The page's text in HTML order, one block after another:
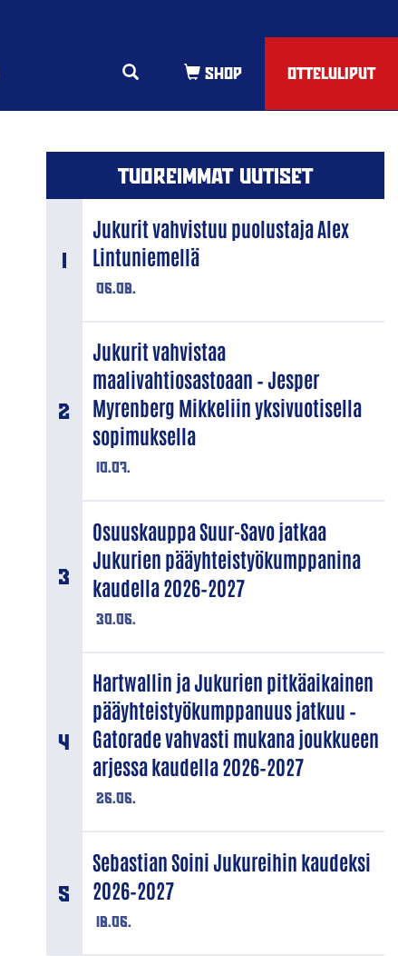
OTTELULIPUT
TUOREIMMAT UUTISET
06.08.
Jukurit vahvistuu puolustaja Alex
Lintuniemellä
10.07.
Jukurit vahvistaa
maalivahtiosastoaan – Jesper
Myrenberg Mikkeliin yksivuotisella
sopimuksella
30.06.
Osuuskauppa Suur-Savo jatkaa
Jukurien pääyhteistyökumppanina
kaudella 2026–2027
26.06.
Hartwallin ja Jukurien pitkäaikainen
pääyhteistyökumppanuus jatkuu –
Gatorade vahvasti mukana joukkueen
arjessa kaudella 2026–2027
18.06.
Sebastian Soini Jukureihin kaudeksi
2026–2027